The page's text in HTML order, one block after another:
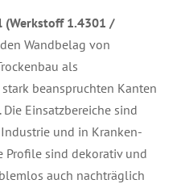
(Werkstoff 1.4301 /
Wandbelag von
als
beanspruchten Kanten
Einsatzbereiche sind
und in Kranken-
Profile sind dekorativ und
auch nachträglich